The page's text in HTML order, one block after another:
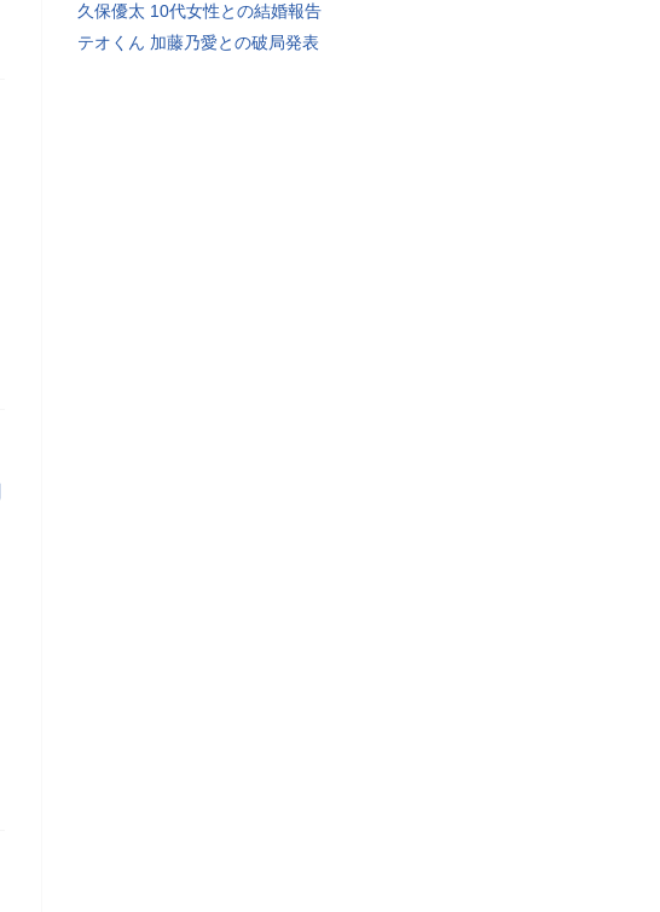
久保優太 10代女性との結婚報告
テオくん 加藤乃愛との破局発表